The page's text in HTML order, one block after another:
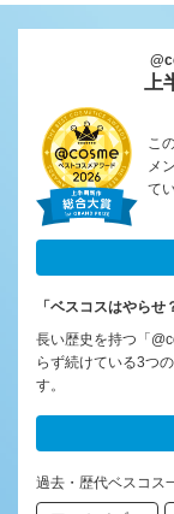
こ
メ
て
「ベスコスはやら
長い歴史を持つ「
らず続けている3つ
す。
過去・歴代ベスコス